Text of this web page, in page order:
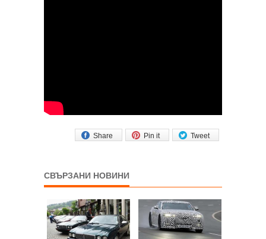
Tweet
Pin it
Share
СВЪРЗАНИ НОВИНИ